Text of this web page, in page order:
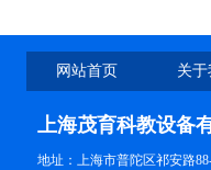
网站首页 关
上海茂育科教设备
地址：上海市普陀区祁安路